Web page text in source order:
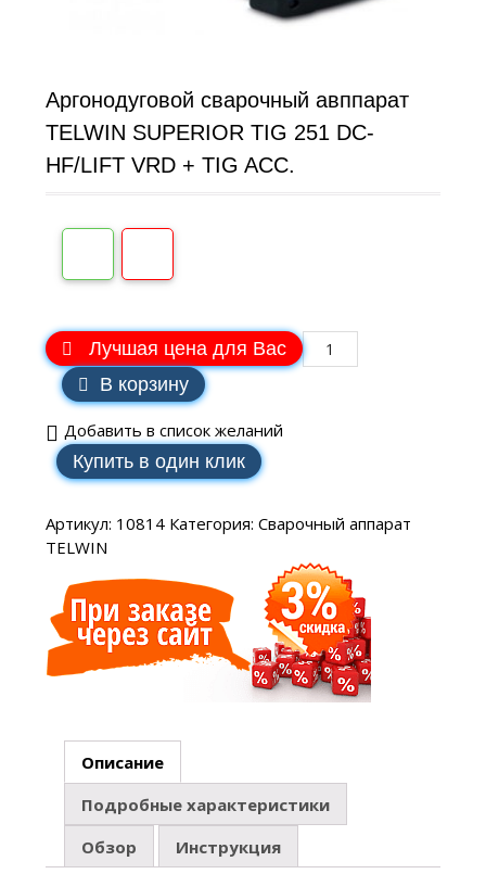
Аргонодуговой сварочный авппарат
TELWIN SUPERIOR TIG 251 DC-
HF/LIFT VRD + TIG ACC.
Лучшая цена для Вас
В корзину
Добавить в список желаний
Купить в один клик
Артикул: 10814 Категория: Сварочный аппарат
TELWIN
Описание
Подробные характеристики
Обзор
Инструкция